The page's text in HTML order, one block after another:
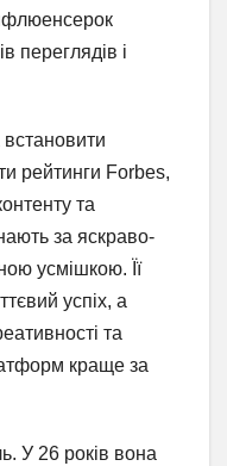
переглядів і
встановити
рейтинги Forbes,
та
за яскраво-
усмішкою. Її
успіх, а
та
краще за
У 26 років вона